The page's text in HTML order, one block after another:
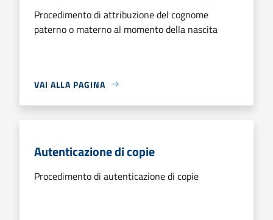
Procedimento di attribuzione del cognome
paterno o materno al momento della nascita
VAI ALLA PAGINA
Autenticazione di copie
Procedimento di autenticazione di copie